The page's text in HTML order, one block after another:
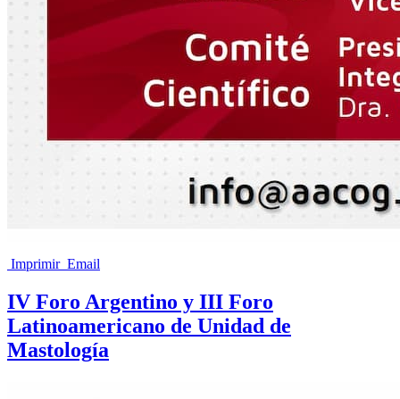
Imprimir Email
IV Foro Argentino y III Foro
Latinoamericano de Unidad de
Mastología